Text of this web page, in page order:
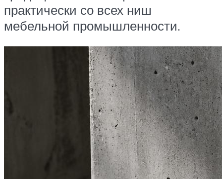
практически со всех ниш
мебельной промышленности.